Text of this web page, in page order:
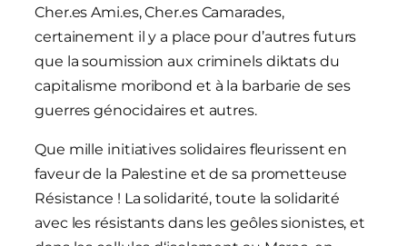
Cher.es Ami.es, Cher.es Camarades,
certainement il y a place pour d’autres futurs
que la soumission aux criminels diktats du
capitalisme moribond et à la barbarie de ses
guerres génocidaires et autres.
Que mille initiatives solidaires fleurissent en
faveur de la Palestine et de sa prometteuse
Résistance ! La solidarité, toute la solidarité
avec les résistants dans les geôles sionistes, et